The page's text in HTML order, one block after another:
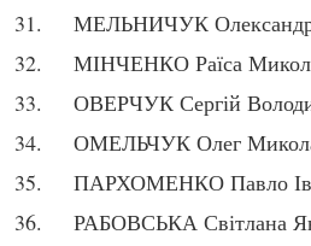
МЕЛЬНИЧУК Олександр
МІНЧЕНКО Раїса
ОВЕРЧУК Сергій
ОМЕЛЬЧУК Олег
ПАРХОМЕНКО Павло
РАБОВСЬКА Світлана